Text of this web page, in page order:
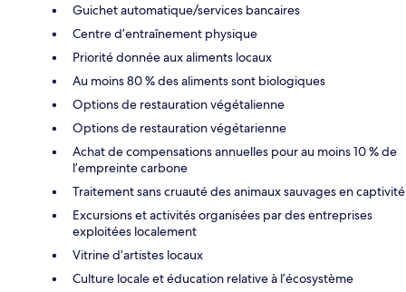
Guichet automatique/services bancaires
Centre d’entraînement physique
Priorité donnée aux aliments locaux
Au moins 80 % des aliments sont biologiques
Options de restauration végétalienne
Options de restauration végétarienne
Achat de compensations annuelles pour au moins 10 % de
l’empreinte carbone
Traitement sans cruauté des animaux sauvages en captivité
Excursions et activités organisées par des entreprises
exploitées localement
Vitrine d’artistes locaux
Culture locale et éducation relative à l’écosystème